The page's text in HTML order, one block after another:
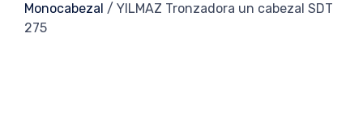
Monocabezal / YILMAZ Tronzadora un cabezal SDT
275